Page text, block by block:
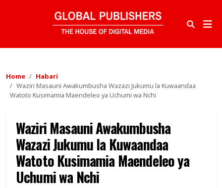
Home
Habari
Waziri Masauni Awakumbusha Wazazi Jukumu la Kuwaandaa
Watoto Kusimamia Maendeleo ya Uchumi wa Nchi
Waziri Masauni Awakumbusha
Wazazi Jukumu la Kuwaandaa
Watoto Kusimamia Maendeleo ya
Uchumi wa Nchi